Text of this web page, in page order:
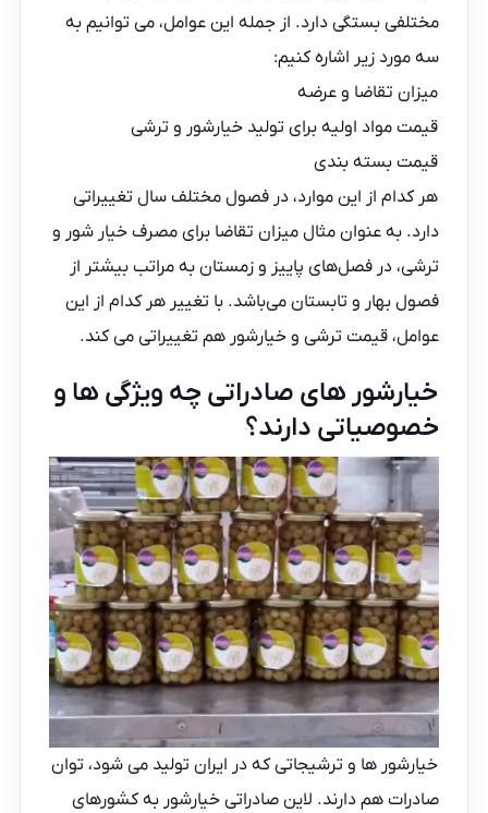
مختلفی بستگی دارد. از جمله این عوامل، می توانیم به
سه مورد زیر اشاره کنیم:
میزان تقاضا و عرضه
قیمت مواد اولیه برای تولید خیارشور و ترشی
قیمت بسته بندی
هر کدام از این موارد، در فصول مختلف سال تغییراتی
دارد. به عنوان مثال میزان تقاضا برای مصرف خیار شور و
ترشی، در فصل‌های پاییز و زمستان به مراتب بیشتر از
فصول بهار و تابستان می‌باشد. با تغییر هر کدام از این
عوامل، قیمت ترشی و خیارشور هم تغییراتی می کند.
خیارشور های صادراتی چه ویژگی ها و
خصوصیاتی دارند؟
خیارشور ها و ترشیجاتی که در ایران تولید می شود، توان
صادرات هم دارند. لاین صادراتی خیارشور به کشورهای